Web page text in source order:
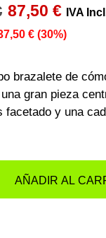
87,50 € IVA
€ (30%)
brazalete de
gran pieza
facetado y una
AÑADIR AL